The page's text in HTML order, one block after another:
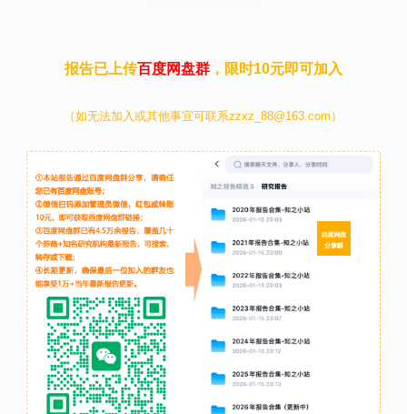
报告已上传百度网盘群，限时10元即可加入
（如无法加入或其他事宜可联系zzxz_88@163.com）